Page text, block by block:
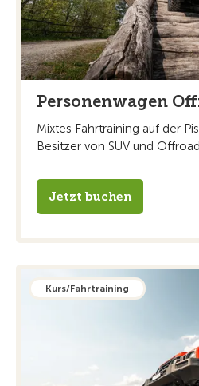
Personenwagen
Mixtes Fahrtraining auf der
Besitzer von SUV und
Jetzt buchen
Kurs/Fahrtraining